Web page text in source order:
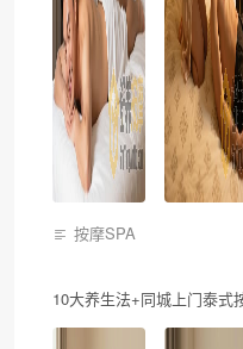
按摩SPA
10大养生法+同城上门泰式